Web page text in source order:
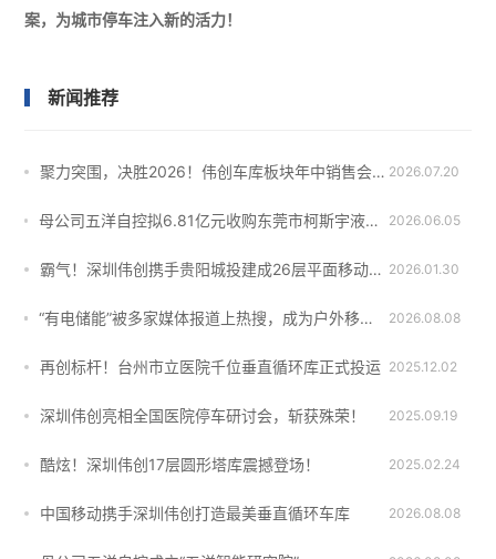
案，为城市停车注入新的活力！
新闻推荐
聚力突围，决胜2026！伟创车库板块年中销售会议圆满落幕 2026.07.20
母公司五洋自控拟6.81亿元收购东莞市柯斯宇液冷技术有限公司51%股权 2026.06.05
霸气！深圳伟创携手贵阳城投建成26层平面移动智能车库！ 2026.01.30
“有电储能”被多家媒体报道上热搜，成为户外移动电源一匹“黑马”！ 2026.08.08
再创标杆！台州市立医院千位垂直循环库正式投运 2025.12.02
深圳伟创亮相全国医院停车研讨会，斩获殊荣！ 2025.09.19
酷炫！深圳伟创17层圆形塔库震撼登场！ 2025.02.24
中国移动携手深圳伟创打造最美垂直循环车库 2026.08.08